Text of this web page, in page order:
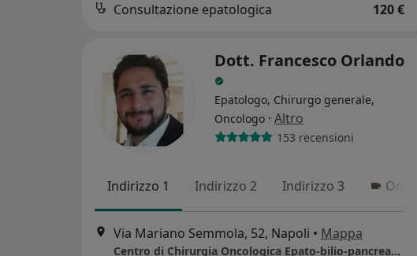
Consultazione epatologica 120 €
Dott. Francesco Orlando
Epatologo, Chirurgo generale,
Oncologo · Altro
153 recensioni
Indirizzo 1 Indirizzo 2 Indirizzo 3 Online
Via Mariano Semmola, 52, Napoli • Mappa
Centro di Chirurgia Oncologica Epato-bilio-pancreatica, Istituto Nazionale Tumori- IRCCS Fondazione Pascale, Napoli